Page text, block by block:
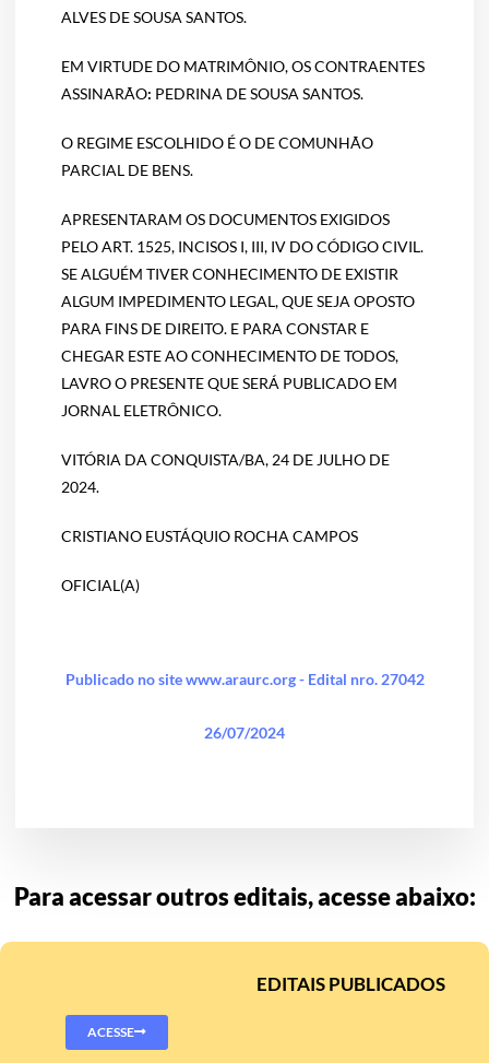
ALVES DE SOUSA SANTOS.
EM VIRTUDE DO MATRIMÔNIO, OS CONTRAENTES
ASSINARÃO: PEDRINA DE SOUSA SANTOS.
O REGIME ESCOLHIDO É O DE COMUNHÃO
PARCIAL DE BENS.
APRESENTARAM OS DOCUMENTOS EXIGIDOS
PELO ART. 1525, INCISOS I, III, IV DO CÓDIGO CIVIL.
SE ALGUÉM TIVER CONHECIMENTO DE EXISTIR
ALGUM IMPEDIMENTO LEGAL, QUE SEJA OPOSTO
PARA FINS DE DIREITO. E PARA CONSTAR E
CHEGAR ESTE AO CONHECIMENTO DE TODOS,
LAVRO O PRESENTE QUE SERÁ PUBLICADO EM
JORNAL ELETRÔNICO.
VITÓRIA DA CONQUISTA/BA, 24 DE JULHO DE
2024.
CRISTIANO EUSTÁQUIO ROCHA CAMPOS
OFICIAL(A)
Publicado no site www.araurc.org - Edital nro. 27042
26/07/2024
Para acessar outros editais, acesse abaixo:
EDITAIS PUBLICADOS
ACESSE